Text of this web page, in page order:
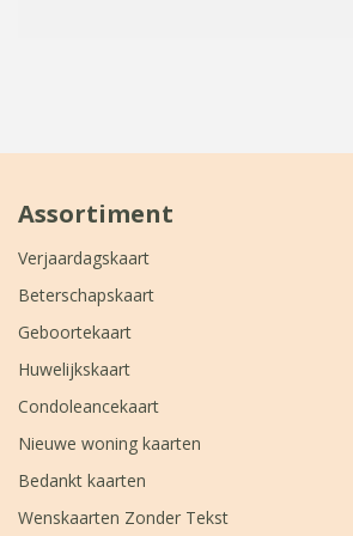
Assortiment
Verjaardagskaart
Beterschapskaart
Geboortekaart
Huwelijkskaart
Condoleancekaart
Nieuwe woning kaarten
Bedankt kaarten
Wenskaarten Zonder Tekst